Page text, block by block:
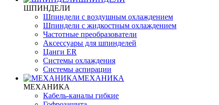
ШПИНДЕЛИ
Шпиндели с воздушным охлаждением
Шпиндели с жидкостным охлаждением
Частотные преобразователи
Аксессуары для шпинделей
Цанги ER
Системы охлаждения
Системы аспирации
МЕХАНИКА
МЕХАНИКА
Кабель-каналы гибкие